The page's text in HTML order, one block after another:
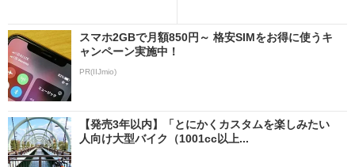
スマホ2GBで月額850円～ 格安SIMをお得に使うキ
ャンペーン実施中！
PR(IIJmio)
【発売3年以内】「とにかくカスタムを楽しみたい
人向け大型バイク（1001cc以上...